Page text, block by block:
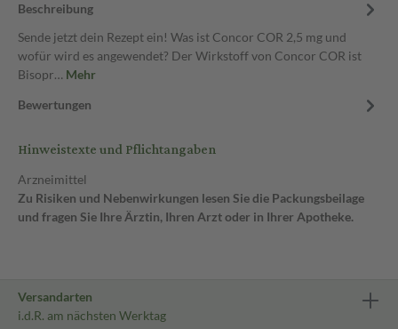
Beschreibung
Sende jetzt dein Rezept ein! Was ist Concor COR 2,5 mg und
wofür wird es angewendet? Der Wirkstoff von Concor COR ist
Bisopr… Mehr
Bewertungen
Hinweistexte und Pflichtangaben
Arzneimittel
Zu Risiken und Nebenwirkungen lesen Sie die Packungsbeilage
und fragen Sie Ihre Ärztin, Ihren Arzt oder in Ihrer Apotheke.
Versandarten
i.d.R. am nächsten Werktag